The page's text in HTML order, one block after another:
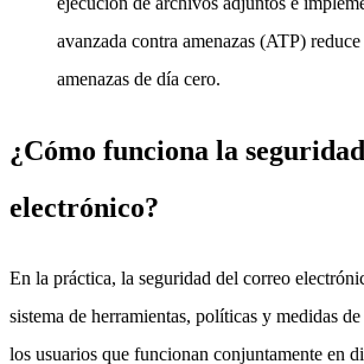
avanzada contra amenazas (ATP)
amenazas de día cero.
¿Cómo funciona la
electrónico?
En la práctica, la seguridad del correo
sistema de herramientas, políticas y medidas
los usuarios que funcionan conjuntamente en